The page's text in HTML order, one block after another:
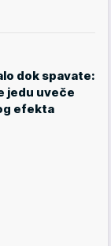
dok spavate:
jedu uveče
efekta